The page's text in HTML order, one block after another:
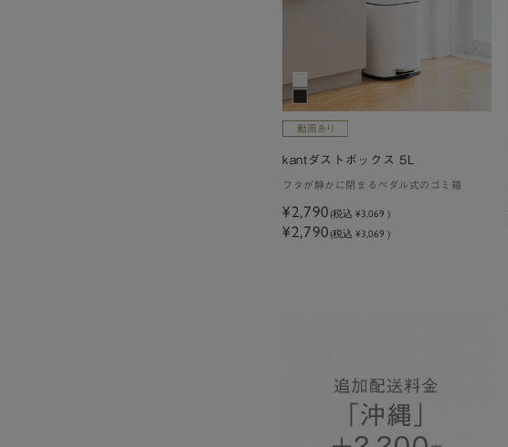
kantダストボックス 5L
フタが静かに閉まるペダル式のゴミ箱
¥2,790 (税込¥3,069 )
¥2,790 (税込 ¥3,069 )